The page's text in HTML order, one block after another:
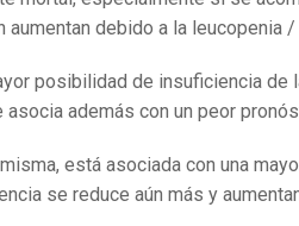
debido a la leucopenia /
posibilidad de insuficiencia de
además con un peor
está asociada con una
se reduce aún más y